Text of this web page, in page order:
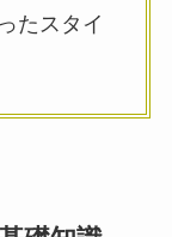
たスタイ